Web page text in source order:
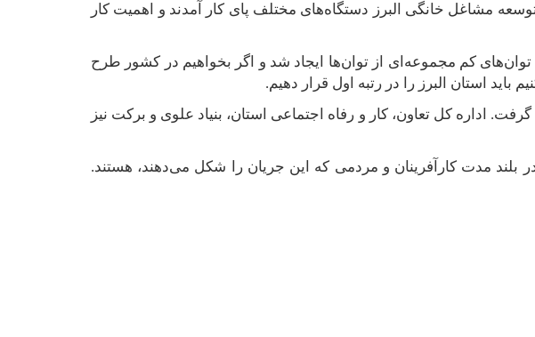
مشاغل خانگی البرز دستگاه‌های مختلف پای کار آمدند و اهمیت کار
توان‌های کم مجموعه‌ای از توان‌ها ایجاد شد و اگر بخواهیم در کشور طرح
استان البرز را در رتبه اول قرار دهیم.
کل تعاون، کار و رفاه اجتماعی استان، بنیاد علوی و برکت نیز
بلند مدت کارآفرینان و مردمی که این جریان را شکل می‌دهند، هستند.